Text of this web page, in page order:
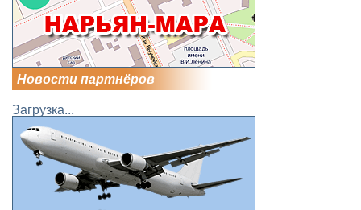
Новости партнёров
Загрузка...